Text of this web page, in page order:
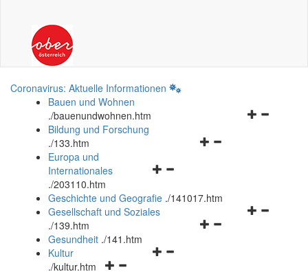
Coronavirus: Aktuelle Informationen
Bauen und Wohnen
./bauenundwohnen.htm
Navigationsmenü
Bildung und Forschung
./133.htm
Navigationsmenü
und
schließen
Europa und
Internationales
./203110.htm
Geschichte und Geografie ./141017.htm
Navigationsmenü
Gesellschaft und Soziales
./139.htm
Navigationsmenü
Gesundheit ./141.htm
Navigationsmenü
Kultur
./kultur.htm